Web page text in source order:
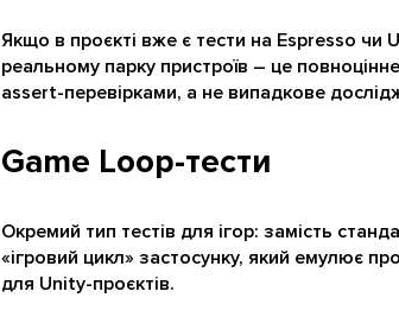
Якщо в проєкті вже є тести на Espresso чи
реальному парку пристроїв – це
assert-перевірками, а не випадкове
Game Loop-тести
Окремий тип тестів для ігор: замість
«ігровий цикл» застосунку, який емулює
для Unity-проєктів.